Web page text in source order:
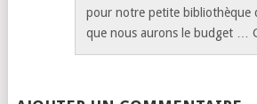
pour notre petite bibliothèque
que nous aurons le budget …